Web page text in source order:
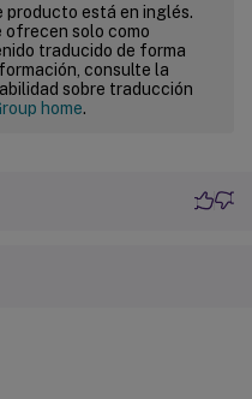
producto está en inglés.
ofrecen solo como
traducido de forma
consulte la
sobre traducción
home.